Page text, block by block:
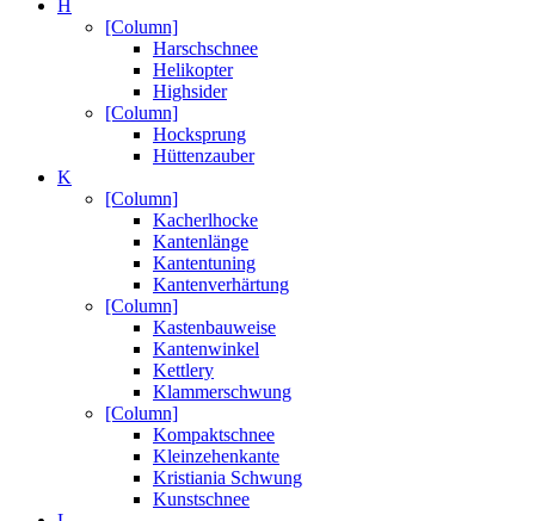
H
[Column]
Harschschnee
Helikopter
Highsider
[Column]
Hocksprung
Hüttenzauber
K
[Column]
Kacherlhocke
Kantenlänge
Kantentuning
Kantenverhärtung
[Column]
Kastenbauweise
Kantenwinkel
Kettlery
Klammerschwung
[Column]
Kompaktschnee
Kleinzehenkante
Kristiania Schwung
Kunstschnee